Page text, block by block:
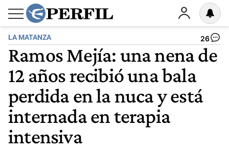
LA MATANZA 26
Ramos Mejía: una nena de
12 años recibió una bala
perdida en la nuca y está
internada en terapia
intensiva